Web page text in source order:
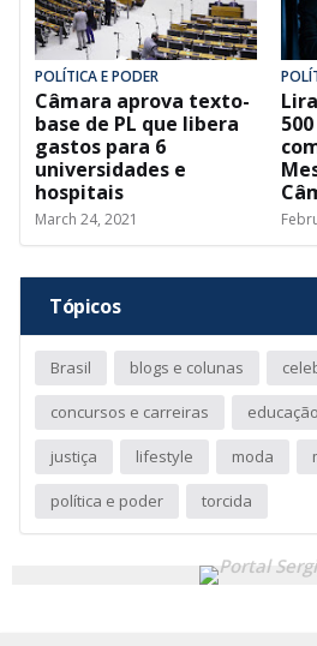
POLÍTICA E PODER
Câmara aprova texto-
base de PL que libera
gastos para 6
universidades e
hospitais
March 24, 2021
Tópicos
Brasil blogs e colunas
concursos e carreiras educação
justiça lifestyle moda
política e poder torcida